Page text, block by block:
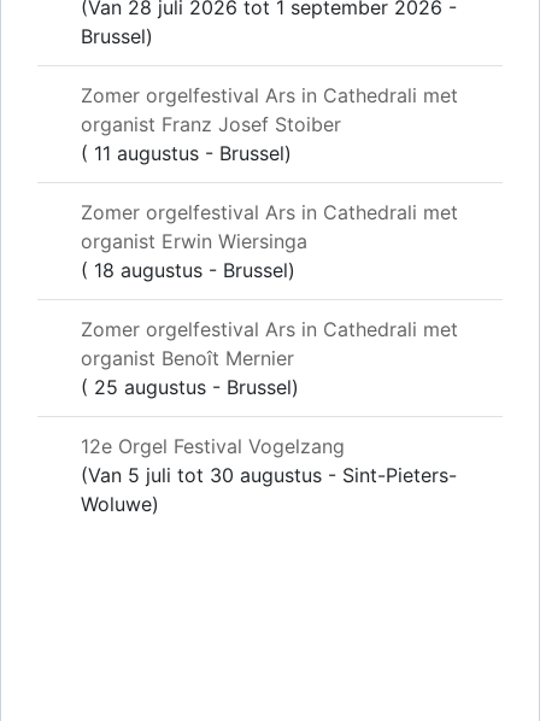
(Van 28 juli 2026 tot 1 september 2026 -
Brussel)
Zomer orgelfestival Ars in Cathedrali met
organist Franz Josef Stoiber
( 11 augustus - Brussel)
Zomer orgelfestival Ars in Cathedrali met
organist Erwin Wiersinga
( 18 augustus - Brussel)
Zomer orgelfestival Ars in Cathedrali met
organist Benoît Mernier
( 25 augustus - Brussel)
12e Orgel Festival Vogelzang
(Van 5 juli tot 30 augustus - Sint-Pieters-
Woluwe)